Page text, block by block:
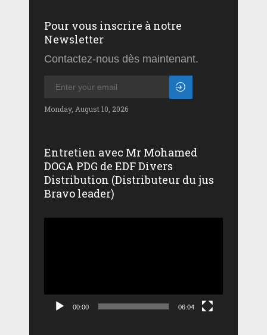
Pour vous inscrire à notre
Newsletter
Contactez-nous dès maintenant.
Monday, August 10, 2026
Entretien avec Mr Mohamed
DOGA PDG de EDF Divers
Distribution (Distributeur du jus
Bravo leader)
00:00 06:04